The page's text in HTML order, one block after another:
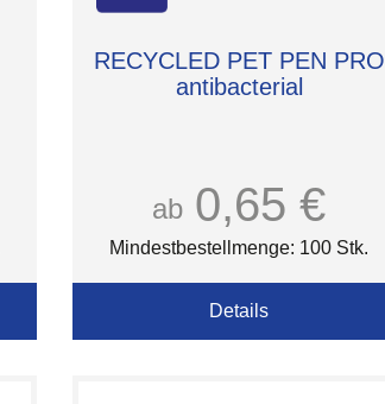
RECYCLED PET PEN PRO
antibacterial
ab 0,65 €
Mindestbestellmenge: 100 Stk.
Details